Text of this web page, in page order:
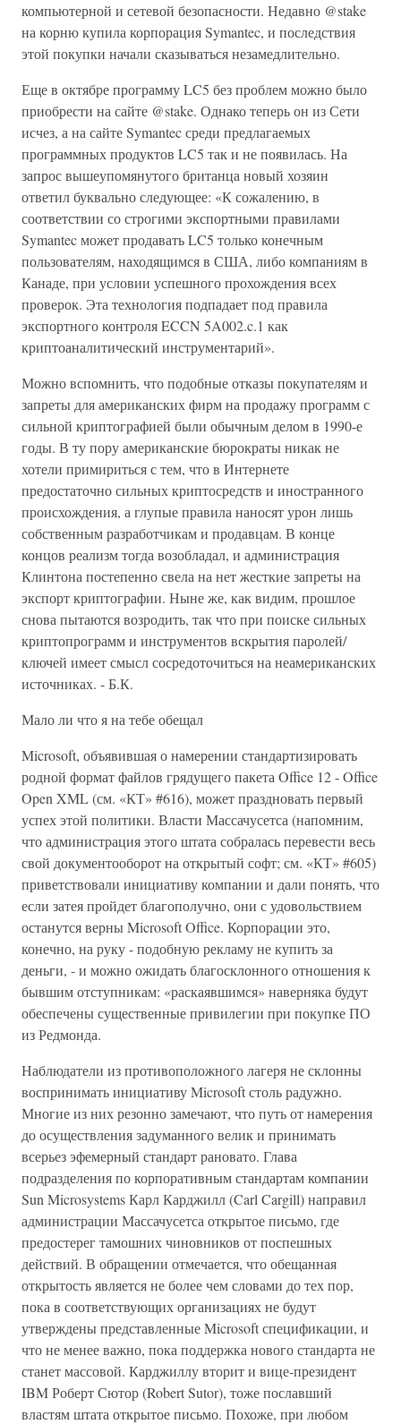
компьютерной и сетевой безопасности. Недавно @stake
на корню купила корпорация Symantec, и последствия
этой покупки начали сказываться незамедлительно.
Еще в октябре программу LC5 без проблем можно было
приобрести на сайте @stake. Однако теперь он из Сети
исчез, а на сайте Symantec среди предлагаемых
программных продуктов LC5 так и не появилась. На
запрос вышеупомянутого британца новый хозяин
ответил буквально следующее: «К сожалению, в
соответствии со строгими экспортными правилами
Symantec может продавать LC5 только конечным
пользователям, находящимся в США, либо компаниям в
Канаде, при условии успешного прохождения всех
проверок. Эта технология подпадает под правила
экспортного контроля ECCN 5A002.c.1 как
криптоаналитический инструментарий».
Можно вспомнить, что подобные отказы покупателям и
запреты для американских фирм на продажу программ с
сильной криптографией были обычным делом в 1990-е
годы. В ту пору американские бюрократы никак не
хотели примириться с тем, что в Интернете
предостаточно сильных криптосредств и иностранного
происхождения, а глупые правила наносят урон лишь
собственным разработчикам и продавцам. В конце
концов реализм тогда возобладал, и администрация
Клинтона постепенно свела на нет жесткие запреты на
экспорт криптографии. Ныне же, как видим, прошлое
снова пытаются возродить, так что при поиске сильных
криптопрограмм и инструментов вскрытия паролей/
ключей имеет смысл сосредоточиться на неамериканских
источниках. - Б.К.
Мало ли что я на тебе обещал
Microsoft, объявившая о намерении стандартизировать
родной формат файлов грядущего пакета Office 12 - Office
Open XML (см. «КТ» #616), может праздновать первый
успех этой политики. Власти Массачусетса (напомним,
что администрация этого штата собралась перевести весь
свой документооборот на открытый софт; см. «КТ» #605)
приветствовали инициативу компании и дали понять, что
если затея пройдет благополучно, они с удовольствием
останутся верны Microsoft Office. Корпорации это,
конечно, на руку - подобную рекламу не купить за
деньги, - и можно ожидать благосклонного отношения к
бывшим отступникам: «раскаявшимся» наверняка будут
обеспечены существенные привилегии при покупке ПО
из Редмонда.
Наблюдатели из противоположного лагеря не склонны
воспринимать инициативу Microsoft столь радужно.
Многие из них резонно замечают, что путь от намерения
до осуществления задуманного велик и принимать
всерьез эфемерный стандарт рановато. Глава
подразделения по корпоративным стандартам компании
Sun Microsystems Карл Карджилл (Carl Cargill) направил
администрации Массачусетса открытое письмо, где
предостерег тамошних чиновников от поспешных
действий. В обращении отмечается, что обещанная
открытость является не более чем словами до тех пор,
пока в соответствующих организациях не будут
утверждены представленные Microsoft спецификации, и
что не менее важно, пока поддержка нового стандарта не
станет массовой. Карджиллу вторит и вице-президент
IBM Роберт Сютор (Robert Sutor), тоже пославший
властям штата открытое письмо. Похоже, при любом